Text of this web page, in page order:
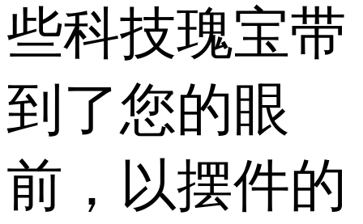
些科技瑰宝带
到了您的眼
前，以摆件的